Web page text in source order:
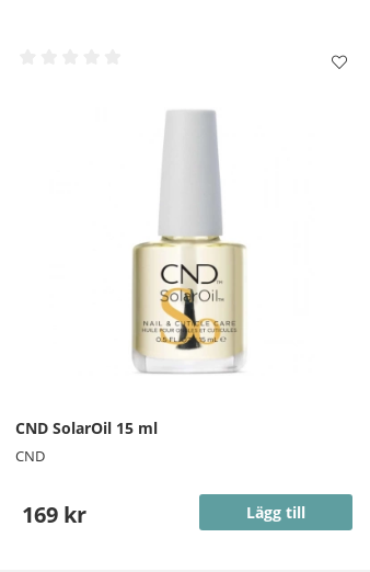
CND SolarOil 15 ml
CND
169 kr Lägg till